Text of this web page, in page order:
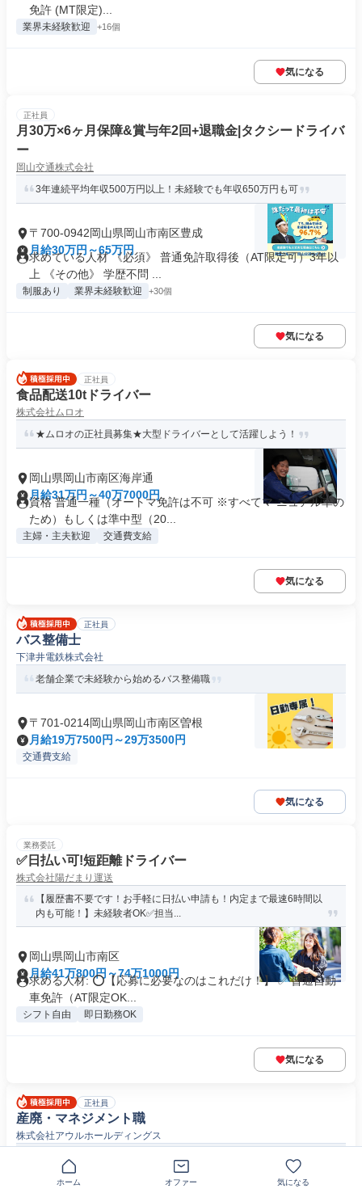
免許 (MT限定)...
業界未経験歓迎 +16個
気になる
正社員
月30万×6ヶ月保障&賞与年2回+退職金|タクシードライバ
ー
岡山交通株式会社
3年連続平均年収500万円以上！未経験でも年収650万円も可
〒700-0942岡山県岡山市南区豊成
月給30万円～65万円
求めている人材 《必須》 普通免許取得後（AT限定可）3年以
上 《その他》 学歴不問 ...
制服あり 業界未経験歓迎 +30個
気になる
正社員
食品配送10tドライバー
株式会社ムロオ
★ムロオの正社員募集★大型ドライバーとして活躍しよう！
岡山県岡山市南区海岸通
月給31万円～40万7000円
資格 普通一種（オートマ免許は不可 ※すべてマ ニュアル車の
ため）もしくは準中型（20...
主婦・主夫歓迎 交通費支給
気になる
正社員
バス整備士
下津井電鉄株式会社
老舗企業で未経験から始めるバス整備職
〒701-0214岡山県岡山市南区曽根
月給19万7500円～29万3500円
交通費支給
気になる
業務委託
✅日払い可!短距離ドライバー
株式会社陽だまり運送
【履歴書不要です！お手軽に日払い申請も！内定まで最速6時間以
内も可能！】未経験者OK✅担当...
岡山県岡山市南区
月給41万800円～74万1000円
求める人材: ⭕️【応募に必要なのはこれだけ！】 ✅ 普通自動
車免許（AT限定OK...
シフト自由 即日勤務OK
気になる
正社員
産廃・マネジメント職
株式会社アウルホールディングス
「岡山」産廃・マネジメント職／管理職として活躍
ホーム オファー 気になる